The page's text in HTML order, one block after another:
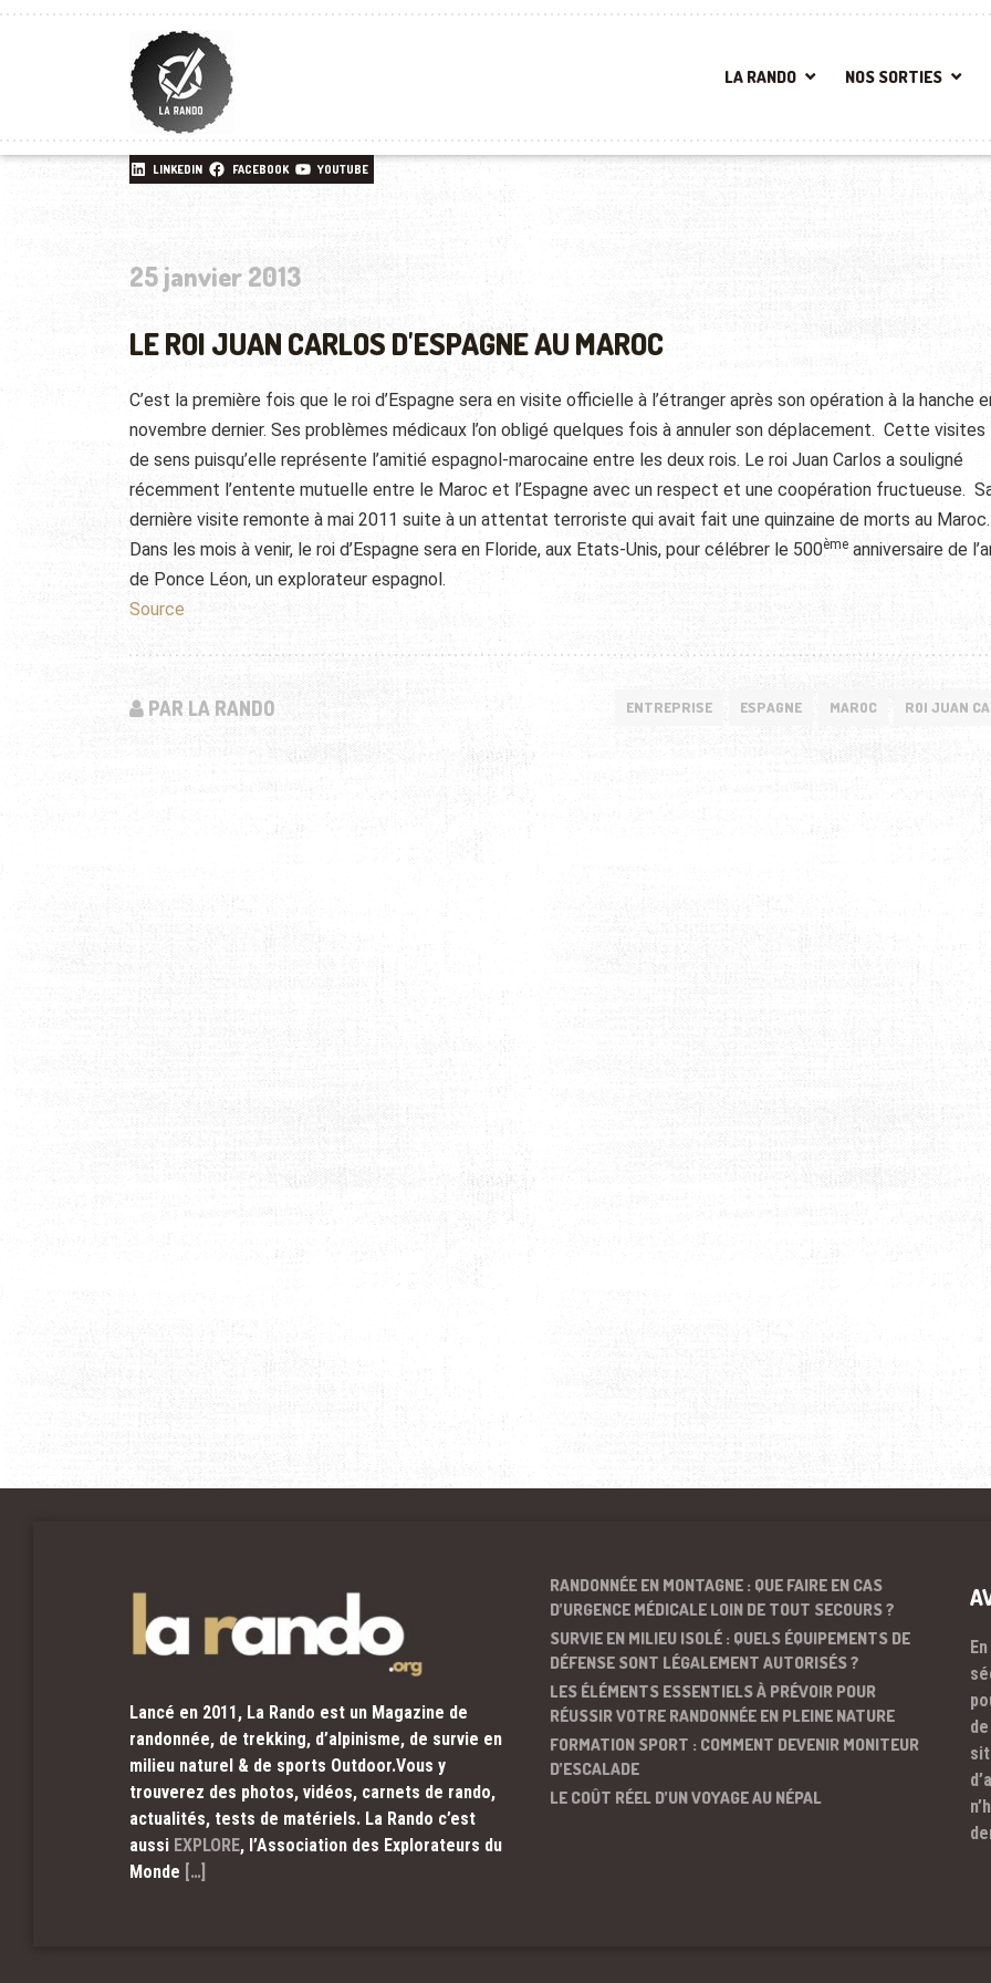
LA RANDO NOS SORTIES
LINKEDIN FACEBOOK YOUTUBE
25 janvier 2013
LE ROI JUAN CARLOS D'ESPAGNE AU MAROC
C’est la première fois que le roi d’Espagne sera en visite officielle à l’étranger après son opération à la hanche
novembre dernier. Ses problèmes médicaux l’on obligé quelques fois à annuler son déplacement. Cette visites
de sens puisqu’elle représente l’amitié espagnol-marocaine entre les deux rois. Le roi Juan Carlos a souligné
récemment l’entente mutuelle entre le Maroc et l’Espagne avec un respect et une coopération fructueuse.
dernière visite remonte à mai 2011 suite à un attentat terroriste qui avait fait une quinzaine de morts au Maroc.
Dans les mois à venir, le roi d’Espagne sera en Floride, aux Etats-Unis, pour célébrer le 500ème anniversaire de
de Ponce Léon, un explorateur espagnol.
Source
PAR LA RANDO ENTREPRISE ESPAGNE MAROC ROI JUAN
Lancé en 2011, La Rando est un Magazine de
randonnée, de trekking, d’alpinisme, de survie en
milieu naturel & de sports Outdoor.Vous y
trouverez des photos, vidéos, carnets de rando,
actualités, tests de matériels. La Rando c’est
aussi EXPLORE, l’Association des Explorateurs du
Monde […]
RANDONNÉE EN MONTAGNE : QUE FAIRE EN CAS
D’URGENCE MÉDICALE LOIN DE TOUT SECOURS ?
SURVIE EN MILIEU ISOLÉ : QUELS ÉQUIPEMENTS DE
DÉFENSE SONT LÉGALEMENT AUTORISÉS ?
LES ÉLÉMENTS ESSENTIELS À PRÉVOIR POUR
RÉUSSIR VOTRE RANDONNÉE EN PLEINE NATURE
FORMATION SPORT : COMMENT DEVENIR MONITEUR
D’ESCALADE
LE COÛT RÉEL D’UN VOYAGE AU NÉPAL